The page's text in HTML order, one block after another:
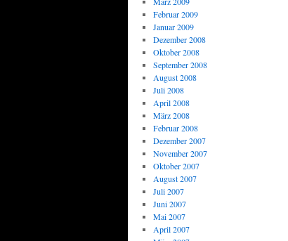
Februar 2009
Januar 2009
Dezember 2008
Oktober 2008
September 2008
August 2008
Juli 2008
April 2008
März 2008
Februar 2008
Dezember 2007
November 2007
Oktober 2007
August 2007
Juli 2007
Juni 2007
Mai 2007
April 2007